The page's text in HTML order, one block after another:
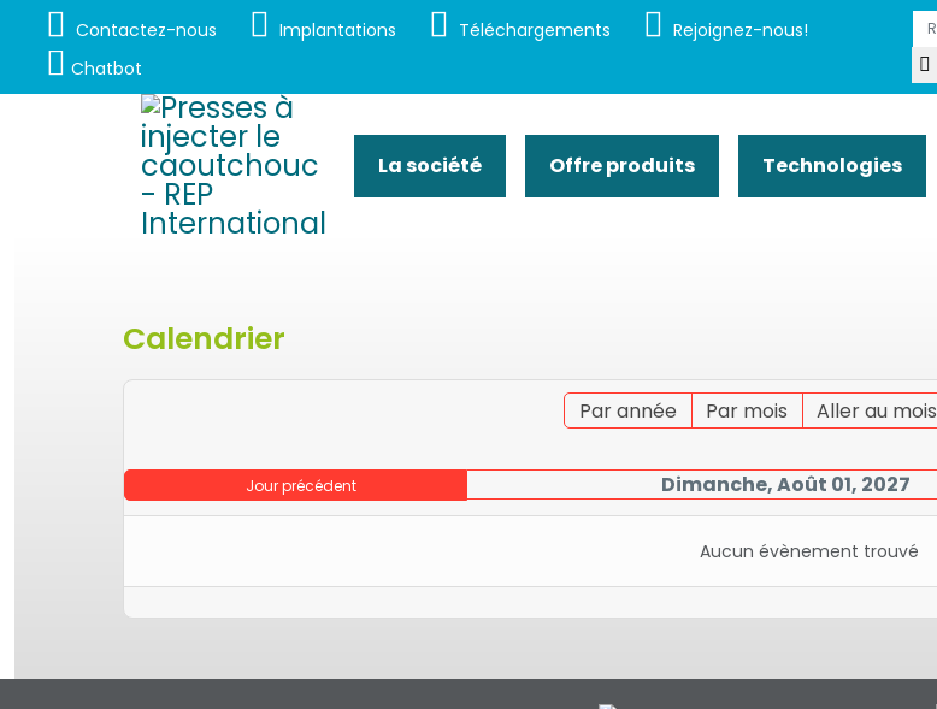
Contactez-nous Implantations Téléchargements
Rejoignez-nous!
Chatbot
La société Offre produits Technologies
Calendrier
Par année Par mois Aller au mois
Jour précédent Dimanche, Août 01, 2027
Aucun évènement trouvé